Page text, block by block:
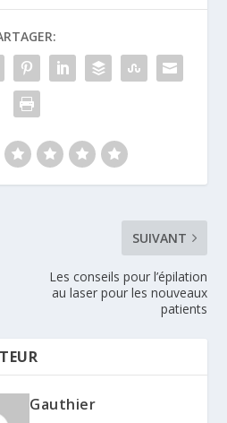
SUIVANT
Les conseils pour l’épilation
au laser pour les nouveaux
patients
Gauthier